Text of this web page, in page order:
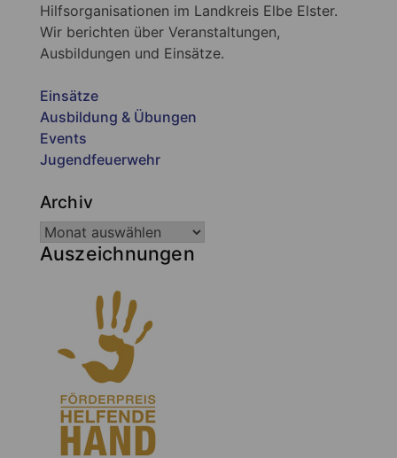
Hilfsorganisationen im Landkreis Elbe Elster.
Wir berichten über Veranstaltungen,
Ausbildungen und Einsätze.
Einsätze
Ausbildung & Übungen
Events
Jugendfeuerwehr
Archiv
Auszeichnungen